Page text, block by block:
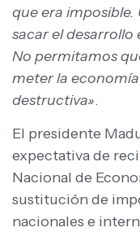
que era imposible.
sacar el desarrollo
No permitamos
meter la
destructiva».
El presidente
expectativa de
Nacional de
sustitución de
nacionales e